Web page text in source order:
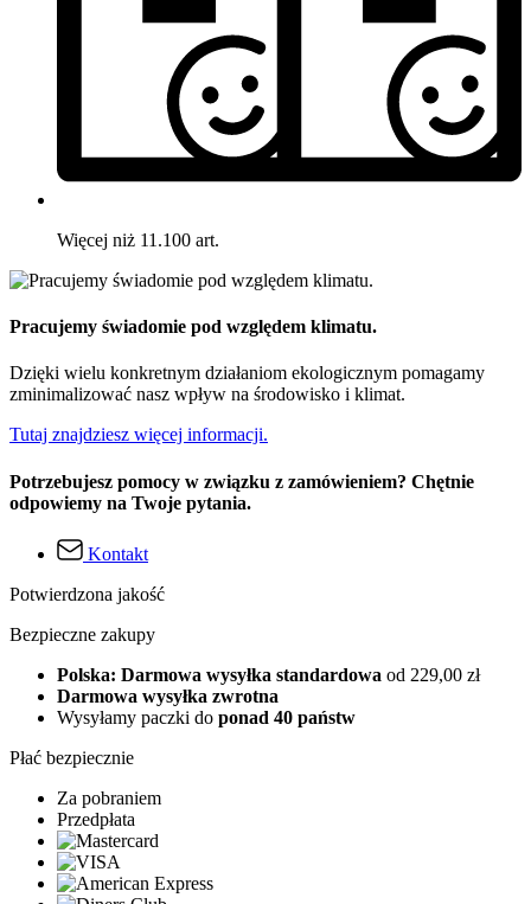
Więcej niż 11.100 art.
Pracujemy świadomie pod względem klimatu.
Dzięki wielu konkretnym działaniom ekologicznym pomagamy
zminimalizować nasz wpływ na środowisko i klimat.
Tutaj znajdziesz więcej informacji.
Potrzebujesz pomocy w związku z zamówieniem? Chętnie
odpowiemy na Twoje pytania.
Kontakt
Potwierdzona jakość
Bezpieczne zakupy
Polska: Darmowa wysyłka standardowa od 229,00 zł
Darmowa wysyłka zwrotna
Wysyłamy paczki do ponad 40 państw
Płać bezpiecznie
Za pobraniem
Przedpłata